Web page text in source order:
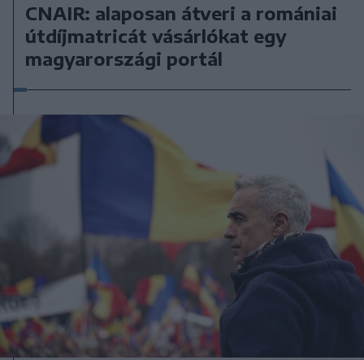
CNAIR: alaposan átveri a romániai
útdíjmatricát vásárlókat egy
magyarországi portál